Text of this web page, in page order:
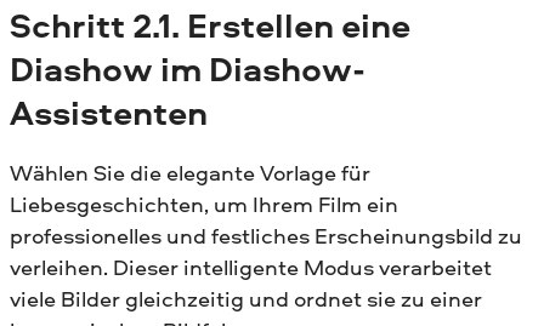
Schritt 2.1. Erstellen eine
Diashow im Diashow-
Assistenten
Wählen Sie die elegante Vorlage für
Liebesgeschichten, um Ihrem Film ein
professionelles und festliches Erscheinungsbild zu
verleihen. Dieser intelligente Modus verarbeitet
viele Bilder gleichzeitig und ordnet sie zu einer